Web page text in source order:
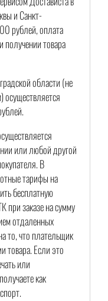
и Санкт-
рублей, оплата
получении товара
области (не
осуществляется
или любой другой
В
тарифы на
бесплатную
при заказе на сумму
отдаленных
то, что плательщик
товара. Если это
или
как